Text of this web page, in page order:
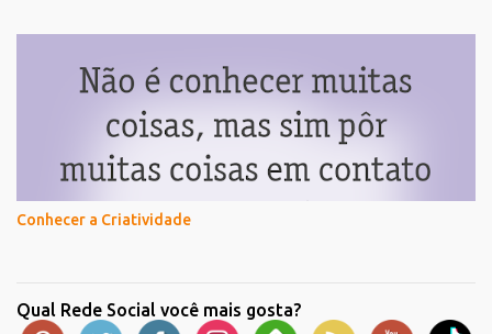
Conhecer a Criatividade
Qual Rede Social você mais gosta?